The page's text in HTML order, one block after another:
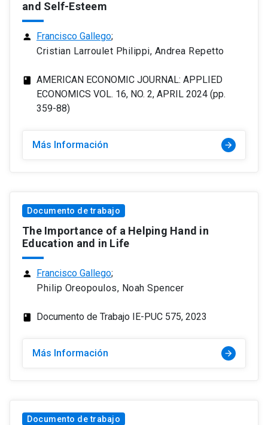
and Self-Esteem
person Francisco Gallego;
Cristian Larroulet Philippi, Andrea Repetto
class
AMERICAN ECONOMIC JOURNAL: APPLIED
ECONOMICS VOL. 16, NO. 2, APRIL 2024 (pp.
359-88)
Más Información arrow_forward
Documento de trabajo
The Importance of a Helping Hand in
Education and in Life
person Francisco Gallego;
Philip Oreopoulos, Noah Spencer
class Documento de Trabajo IE-PUC 575, 2023
Más Información arrow_forward
Documento de trabajo